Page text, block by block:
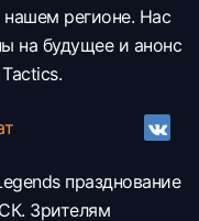
регионе. Нас
на будущее и анонс
празднование
Зрителям